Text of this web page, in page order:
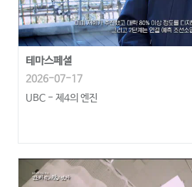
테마스페셜
2026-07-17
UBC - 제4의 엔진